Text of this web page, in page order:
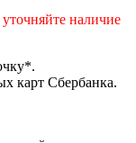
наличие
карт Сбербанка.